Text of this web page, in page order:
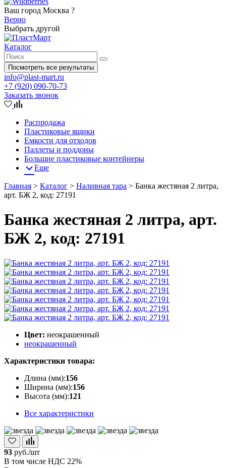
Ваш город Москва ?
Верно
Выбрать другой
Каталог
Посмотреть все результаты
info@plast-mart.ru
+7 (920) 090-70-73
Заказать звонок
Распродажа
Пластиковые ящики
Емкости для отходов
Паллеты и поддоны
Большие пластиковые контейнеры
Еще
Главная > Каталог > Наливная тара > Банка жестяная 2 литра,
арт. БЖ 2, код: 27191
Банка жестяная 2 литра, арт.
БЖ 2, код: 27191
Цвет: неокрашенный
неокрашенный
Характеристики товара:
Длина (мм):156
Ширина (мм):156
Высота (мм):121
Все характеристики
93 руб./шт
В том числе НДС 22%